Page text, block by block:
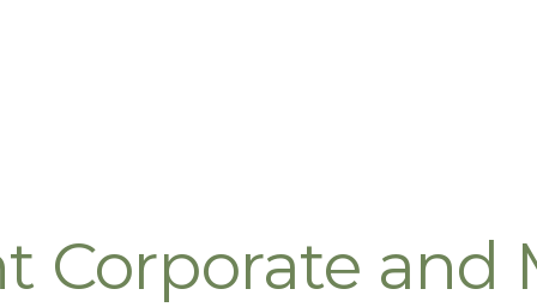
Corporate and